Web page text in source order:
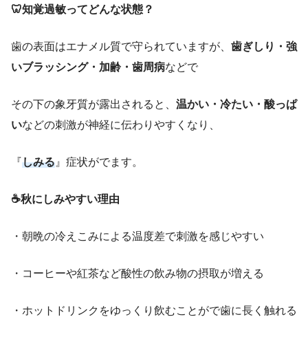
🦷知覚過敏ってどんな状態？
歯の表面はエナメル質で守られていますが、 歯ぎしり・強
いブラッシング・加齢・歯周病などで
その下の象牙質が露出されると、 温かい・冷たい・酸っぱ
いなどの刺激が神経に伝わりやすくなり、
『しみる 』症状がでます。
☕秋にしみやすい理由
・朝晩の冷えこみによる温度差で刺激を感じやすい
・コーヒーや紅茶など酸性の飲み物の摂取が増える
・ホットドリンクをゆっくり飲むことがで歯に長く触れる